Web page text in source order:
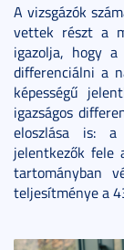
A vizsgázók
vettek részt a
igazolja, hogy
differenciálni a
képességű
igazságos
eloszlása is: a
jelentkezők
tartományban
teljesítménye a